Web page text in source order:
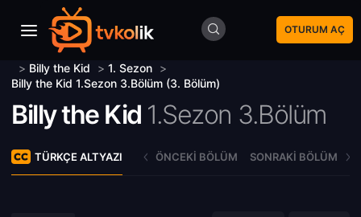
OTURUM AÇ
> Billy the Kid > 1. Sezon >
Billy the Kid 1.Sezon 3.Bölüm (3. Bölüm)
Billy the Kid 1.Sezon 3.Bölüm
TÜRKÇE ALTYAZI ÖNCEKI BÖLÜM SONRAKI BÖLÜM